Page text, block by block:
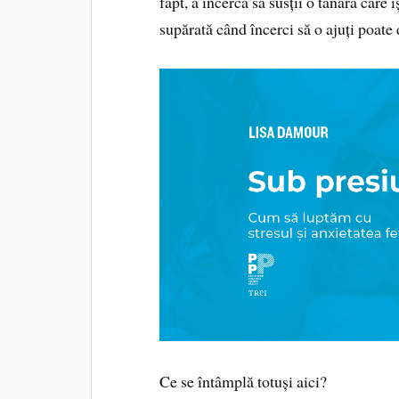
supărată când încerci să o ajuți
Ce se întâmplă totuși aici?